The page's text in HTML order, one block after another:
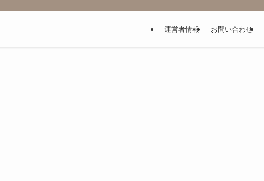
運営者情報 お問い合わせ